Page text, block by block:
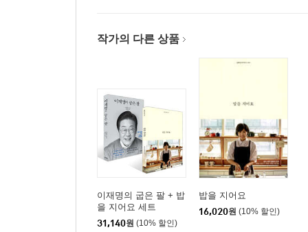
냉이콩가루국
6. 나눔의 배수
오이고추피클
7. 엄마의 냄새, 엄마의 손맛
수수부꾸미/옛날 탕수육
마치는 글. 남편의 레시피
국수/배추전
작가의 다른 상품
이재명의 굽은 팔 + 밥
을 지어요 세트
31,140원 (10% 할인)
밥을 지어요
16,020원 (10% 할인)